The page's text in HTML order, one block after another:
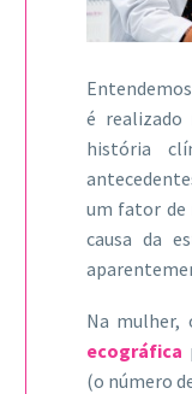
é realizado
história
um fator de
causa da
Na mulher,
ecográfica
(o número